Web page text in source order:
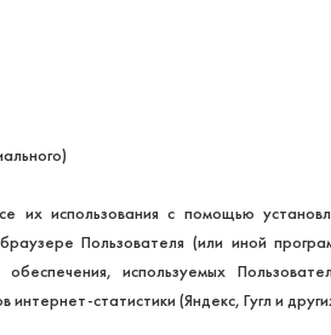
использования с помощью
Пользователя (или иной
обеспечения, используемых
статистики (Яндекс, Гугл и